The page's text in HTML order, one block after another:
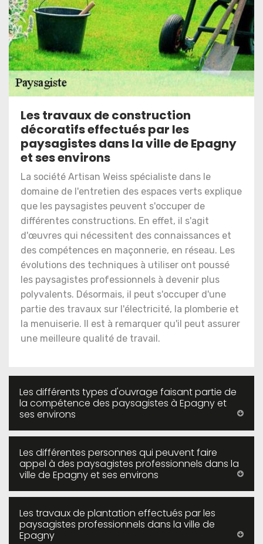
Les travaux de construction
décoratifs effectués par les
paysagistes dans la ville de Epagny
et ses environs
La société Artisan Weiss spécialiste dans le
domaine de l'entretien des espaces verts explique
que les paysagistes peuvent s'occuper de
différentes constructions. En effet, il s'agit
d'œuvres qui nécessitent des connaissances et
des compétences en maçonnerie, en réseau. Les
évolutions des techniques à utiliser ont poussé
les paysagistes professionnels à devenir plus
polyvalents. Désormais, il peut s'occuper d'une
partie des travaux sur l'électricité, la plomberie et
la menuiserie. Il est à remarquer qu'il peut assurer
une meilleure qualité de travail.
Les différents types d'ouvrage faisant partie de
la compétence des paysagistes à Epagny et
ses environs
Les différentes personnes qui peuvent faire
appel à des paysagistes professionnels dans la
ville de Epagny et ses environs
Les travaux de plantation effectués par les
paysagistes professionnels dans la ville de
Epagny